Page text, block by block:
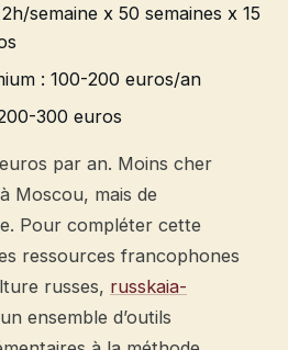
semaine x 50 semaines x 15
: 100-200 euros/an
300 euros
par an. Moins cher
Moscou, mais de
Pour compléter cette
ressources francophones
russes, russkaia-
ensemble d’outils